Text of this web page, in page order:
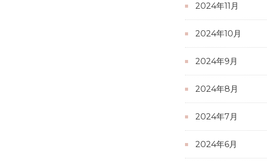
2024年11月
2024年10月
2024年9月
2024年8月
2024年7月
2024年6月